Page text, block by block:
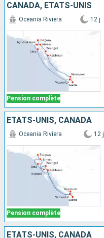
CANADA, ÉTATS-UNIS
Pension complète
Oceania Riviera 12 j
ÉTATS-UNIS, CANADA
Pension complète
Oceania Riviera 12 j
ÉTATS-UNIS, CANADA